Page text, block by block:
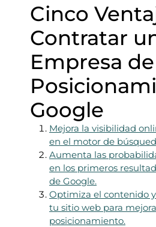
Cinco
Contratar
Empresa de
Google
Mejora la visibilidad
en el motor de
Aumenta las
en los primeros
de Google.
Optimiza el contenido
tu sitio web para
posicionamiento.